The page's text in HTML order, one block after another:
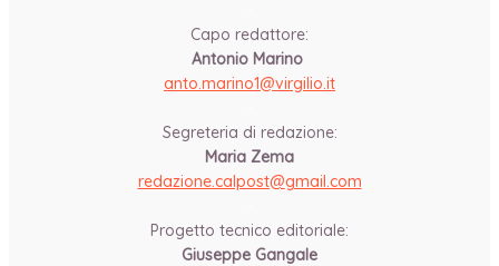
Capo redattore:
Antonio Marino
anto.marino1@virgilio.it
Segreteria di redazione:
Maria Zema
redazione.calpost@gmail.com
Progetto tecnico editoriale:
Giuseppe Gangale